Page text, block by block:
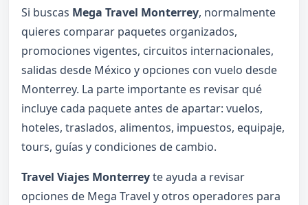
Si buscas Mega Travel Monterrey, normalmente
quieres comparar paquetes organizados,
promociones vigentes, circuitos internacionales,
salidas desde México y opciones con vuelo desde
Monterrey. La parte importante es revisar qué
incluye cada paquete antes de apartar: vuelos,
hoteles, traslados, alimentos, impuestos, equipaje,
tours, guías y condiciones de cambio.
Travel Viajes Monterreyte ayuda a revisar
opciones de Mega Travel y otros operadores para